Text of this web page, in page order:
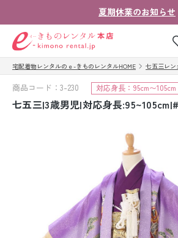
夏期休業のお知らせ
ゲスト
お気に入り ログイン
ご注文
法人・
お客様
着物の種類から探す
宅配着物レンタルのｅ-きものレンタルHOME 七五三レン
商品コード：3-230 対応身長：95cm〜105cm
七五三|3歳男児|対応身長